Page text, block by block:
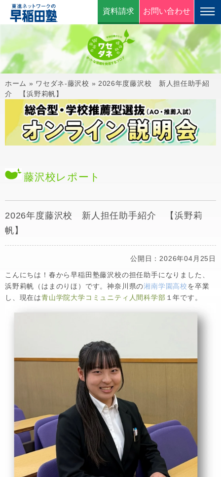
資料請求 お問い合わせ
ホーム » ワセダネ-藤沢校 » 2026年度藤沢校 新人担任助手紹
介 【浜野莉帆】
藤沢校レポート
2026年度藤沢校 新人担任助手紹介 【浜野莉
帆】
公開日：2026年04月25日
こんにちは！春から早稲田塾藤沢校の担任助手になりました、
浜野莉帆（はまのりほ）です。神奈川県の湘南学園高校を卒業
し、現在は青山学院大学コミュニティ人間科学部 １年です。